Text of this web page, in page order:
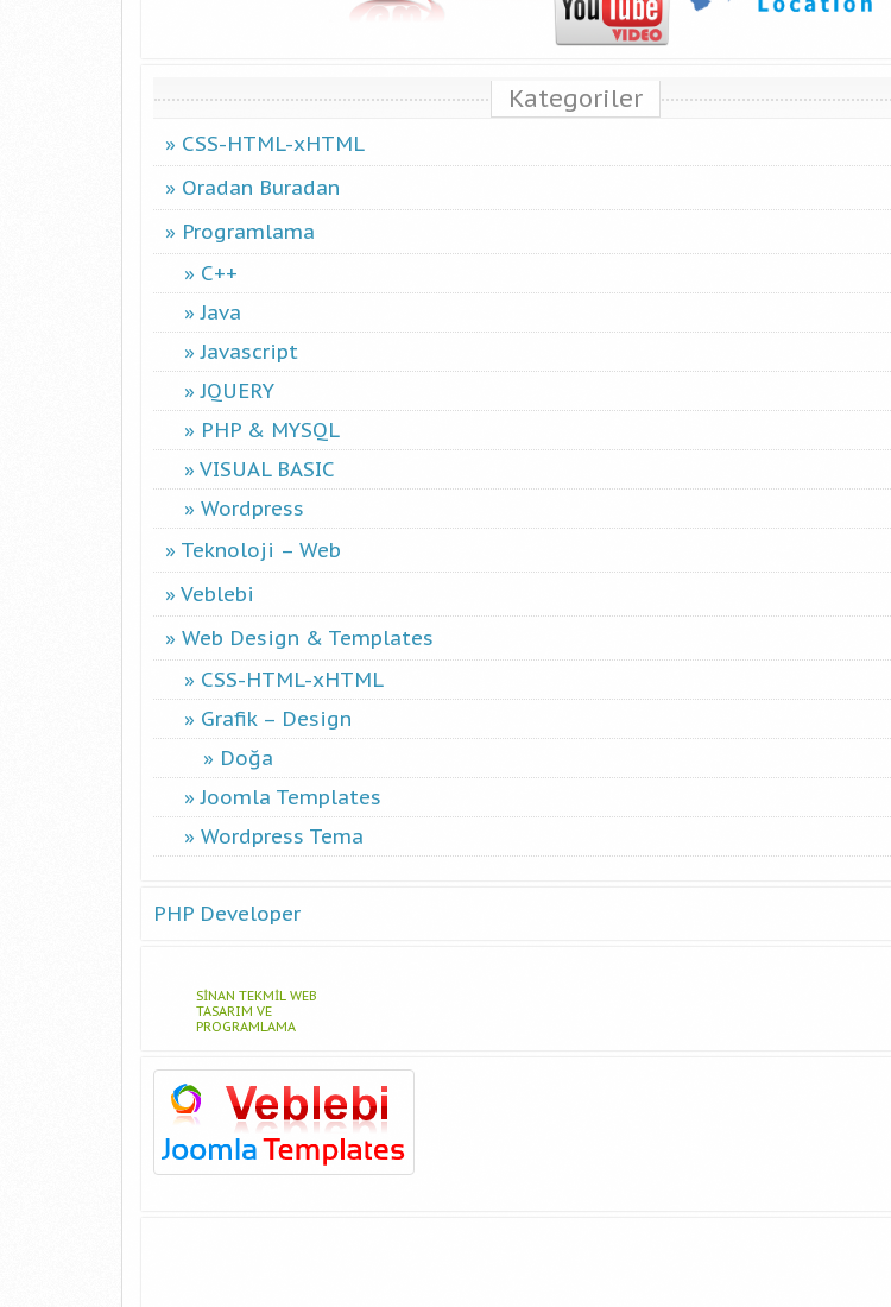
Kategoriler
CSS-HTML-xHTML
Oradan Buradan
Programlama
C++
Java
Javascript
JQUERY
PHP & MYSQL
VISUAL BASIC
Wordpress
Teknoloji – Web
Veblebi
Web Design & Templates
CSS-HTML-xHTML
Grafik – Design
Doğa
Joomla Templates
Wordpress Tema
PHP Developer
SINAN TEKMIL WEB
TASARIM VE
PROGRAMLAMA